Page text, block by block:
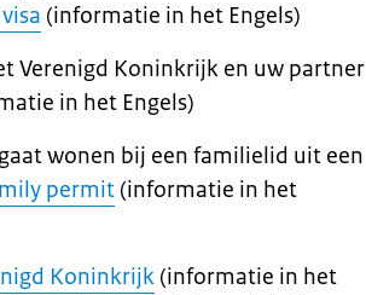
(informatie in het Engels)
Verenigd Koninkrijk en uw partner
in het Engels)
wonen bij een familielid uit een
permit (informatie in het
Koninkrijk (informatie in het